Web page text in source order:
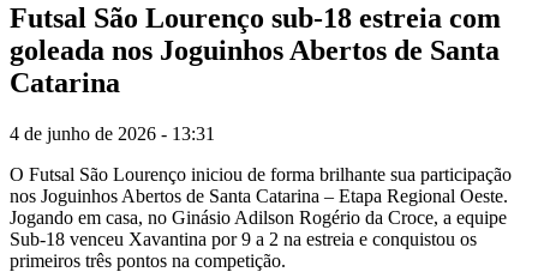
Futsal São Lourenço sub-18 estreia com
goleada nos Joguinhos Abertos de Santa
Catarina
4 de junho de 2026 - 13:31
O Futsal São Lourenço iniciou de forma brilhante sua participação
nos Joguinhos Abertos de Santa Catarina – Etapa Regional Oeste.
Jogando em casa, no Ginásio Adilson Rogério da Croce, a equipe
Sub-18 venceu Xavantina por 9 a 2 na estreia e conquistou os
primeiros três pontos na competição.